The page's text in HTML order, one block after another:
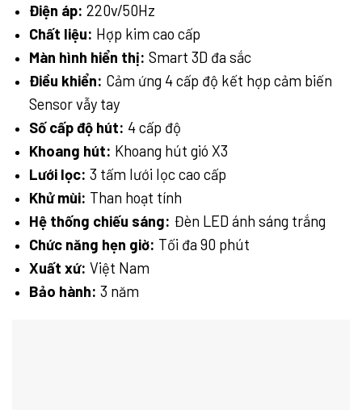
Điện áp: 220v/50Hz
Chất liệu: Hợp kim cao cấp
Màn hình hiển thị: Smart 3D đa sắc
Điều khiển: Cảm ứng 4 cấp độ kết hợp cảm biến
Sensor vẫy tay
Số cấp độ hút: 4 cấp độ
Khoang hút: Khoang hút gió X3
Lưới lọc: 3 tấm lưới lọc cao cấp
Khử mùi: Than hoạt tính
Hệ thống chiếu sáng: Đèn LED ánh sáng trắng
Chức năng hẹn giờ: Tối đa 90 phút
Xuất xứ: Việt Nam
Bảo hành: 3 năm